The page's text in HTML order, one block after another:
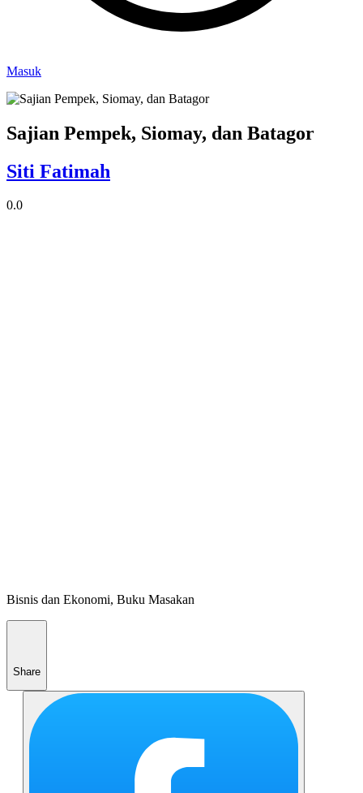
Masuk
Sajian Pempek, Siomay, dan Batagor
Siti Fatimah
0.0
Bisnis dan Ekonomi, Buku Masakan
Share